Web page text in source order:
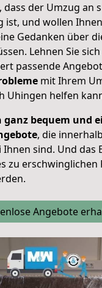
dass der Umzug an
ist, und wollen
Gedanken über
Lehnen Sie
passende
mit Ihrem
Uhingen helfen
ganz bequem und
, die
Ihnen sind. Und das
zu erschwinglichen
Angebote